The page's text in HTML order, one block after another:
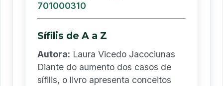
701000310
Sífilis de A a Z
Autora: Laura Vicedo Jacociunas
Diante do aumento dos casos de
sífilis, o livro apresenta conceitos